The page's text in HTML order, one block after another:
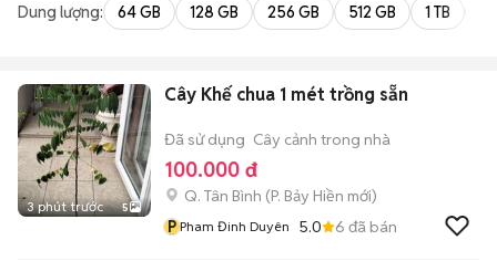
Dung lượng: 64 GB 128 GB 256 GB 512 GB 1 TB
3 phút trước 5
Cây Khế chua 1 mét trồng sẵn
Đã sử dụng Cây cảnh trong nhà
100.000 đ
Q. Tân Bình (P. Bảy Hiền mới)
P Pham Đinh Duyên 5.0 6 đã bán